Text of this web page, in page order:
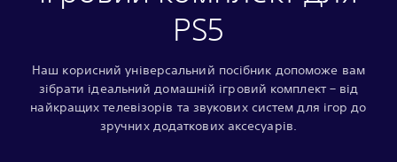
PS5
Наш корисний універсальний посібник допоможе вам
зібрати ідеальний домашній ігровий комплект – від
найкращих телевізорів та звукових систем для ігор до
зручних додаткових аксесуарів.